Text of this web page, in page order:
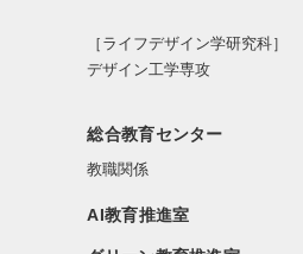
［ライフデザイン学研究科］
デザイン工学専攻
総合教育センター
教職関係
AI教育推進室